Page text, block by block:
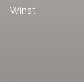
Winst